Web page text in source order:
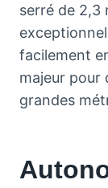
serré de 2,3
facilement
majeur pour
grandes